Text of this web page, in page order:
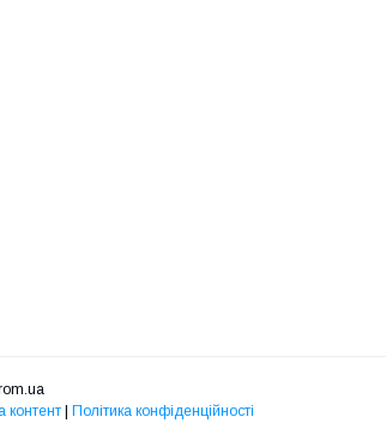
контент Політика конфіденційності